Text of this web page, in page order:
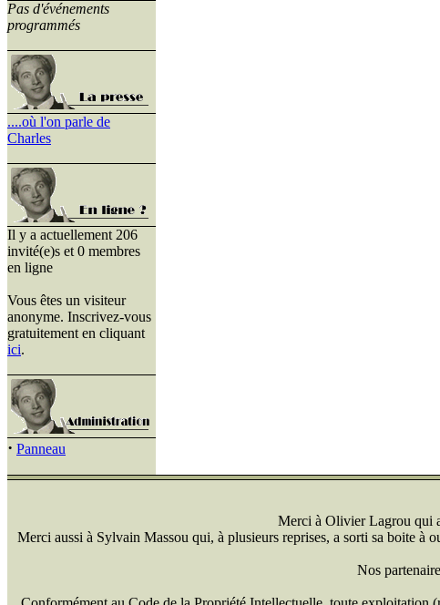
Pas d'événements
programmés
....où l'on parle de
Charles
Il y a actuellement 206
invité(e)s et 0 membres
en ligne
Vous êtes un visiteur
anonyme. Inscrivez-vous
gratuitement en cliquant
ici.
· Panneau
Merci à Olivier Lagrou qui
Merci aussi à Sylvain Massou qui, à plusieurs reprises, a sorti sa boite
Nos